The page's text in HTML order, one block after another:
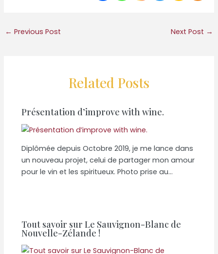
← Previous Post Next Post →
Related Posts
Présentation d’improve with wine.
Diplômée depuis Octobre 2019, je me lance dans
un nouveau projet, celui de partager mon amour
pour le vin et les spiritueux. Photo prise au…
Tout savoir sur Le Sauvignon-Blanc de
Nouvelle-Zélande !